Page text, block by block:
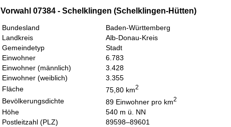
Vorwahl 07384 - Schelklingen (Schelklingen-Hütten)
Bundesland
Baden-Württemberg
Landkreis
Alb-Donau-Kreis
Gemeindetyp
Stadt
Einwohner
6.783
Einwohner (männlich)
3.428
Einwohner (weiblich)
3.355
Fläche
75,80 km2
Bevölkerungsdichte 89 Einwohner pro km2
Höhe
540 m ü. NN
Postleitzahl (PLZ)
89598–89601